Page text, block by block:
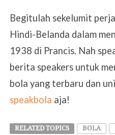
Begitulah sekelumit
Hindi-Belanda dalam
1938 di Prancis. Nah
berita speakers untuk
bola yang terbaru dan
speakbola aja!
RELATED TOPICS BOLA